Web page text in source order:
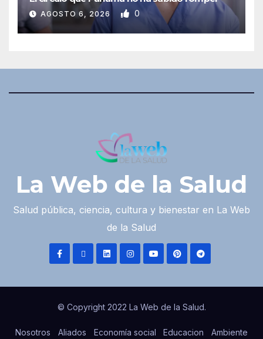
AGOSTO 6, 2026 0
La Web de la Salud
Salud pública, ciencia, cultura y bienestar en La Web
de la Salud
© Copyright 2022 La Web de la Salud.
Nosotros Aliados Economía social Educacion Ambiente